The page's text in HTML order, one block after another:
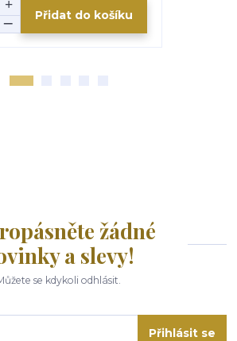
Přidat do košíku
žádné
a slevy!
se kdykoli odhlásit.
Přihlásit se